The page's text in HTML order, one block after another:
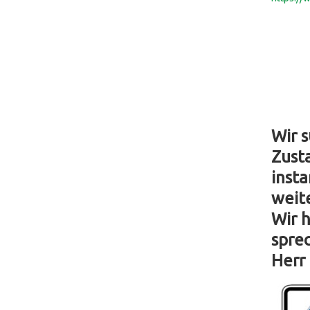
Wir
Wir